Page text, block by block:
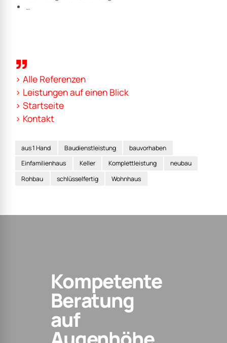
…
> Alle Referenzen
> Leistungen auf einen Blick
> Startseite
> Kontakt
aus 1 Hand Baudienstleistung
bauvorhaben
Einfamilienhaus
Keller Komplettleistung
neubau
Rohbau
schlüsselfertig Wohnhaus
Kompetente
Beratung
auf